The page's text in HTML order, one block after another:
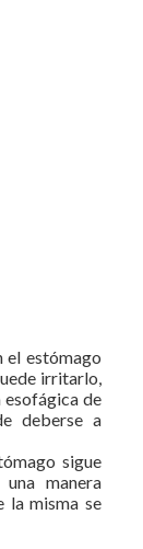
el estómago
irritarlo,
esofágica de
deberse a
sigue
manera
la misma se